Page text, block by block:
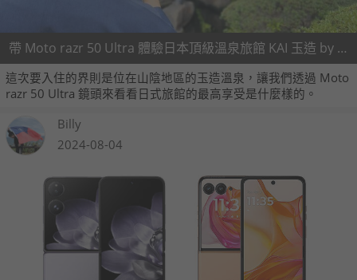
帶 Moto razr 50 Ultra 體驗日本頂級溫泉旅館 KAI 玉造 by Hoshino
這次要入住的界則是位在山陰地區的玉造溫泉，讓我們透過 Moto
razr 50 Ultra 鏡頭來看看日式旅館的最高享受是什麼樣的。
Billy
2024-08-04